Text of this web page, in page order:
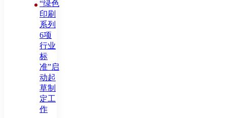
“绿色
印刷
系列
6项
行业
标
准”启
动起
草制
定工
作